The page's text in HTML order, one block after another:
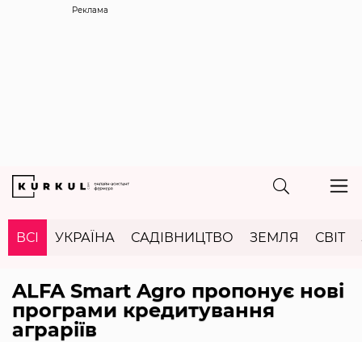
Реклама
ВСІ УКРАЇНА САДІВНИЦТВО ЗЕМЛЯ СВІТ
ALFA Smart Agro пропонує нові
програми кредитування
аграріїв